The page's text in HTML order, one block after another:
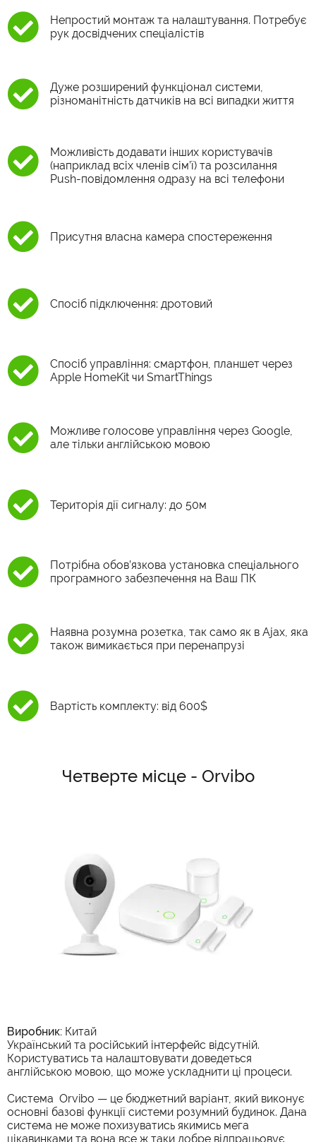
Непростий монтаж та налаштування. Потребує
рук досвідчених спеціалістів
Дуже розширений функціонал системи,
різноманітність датчиків на всі випадки життя
Можливість додавати інших користувачів
(наприклад всіх членів сім’ї) та розсилання
Push-повідомлення одразу на всі телефони
Присутня власна камера спостереження
Спосіб підключення: дротовий
Спосіб управління: смартфон, планшет через
Apple HomeKit чи SmartThings
Можливе голосове управління через Google,
але тільки англійською мовою
Територія дії сигналу: до 50м
Потрібна обов’язкова установка спеціального
програмного забезпечення на Ваш ПК
Наявна розумна розетка, так само як в Ajax, яка
також вимикається при перенапрузі
Вартість комплекту: від 600$
Четверте місце - Orvibo
Виробник: Китай
Український та російський інтерфейс відсутній.
Користуватись та налаштовувати доведеться
англійською мовою, що може ускладнити ці процеси.
Система Orvibo — це бюджетний варіант, який виконує
основні базові функції системи розумний будинок. Дана
система не може похизуватись якимись мега
цікавинками та вона все ж таки добре відпрацьовує